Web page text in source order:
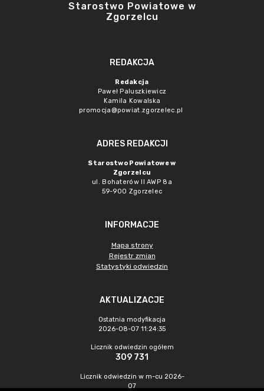
Starostwo Powiatowe w
Zgorzelcu
REDAKCJA
Redakcja
Paweł Paluszkiewicz
Kamila Kowalska
promocja@powiat.zgorzelec.pl
ADRES REDAKCJI
Starostwo Powiatowe w
Zgorzelcu
ul. Bohaterów II AWP 8a
59-900 Zgorzelec
INFORMACJE
Mapa strony
Rejestr zmian
Statystyki odwiedzin
AKTUALIZACJE
Ostatnia modyfikacja
2026-08-07 11:24:35
Licznik odwiedzin ogółem
309 731
Licznik odwiedzin w m-cu 2026-
07